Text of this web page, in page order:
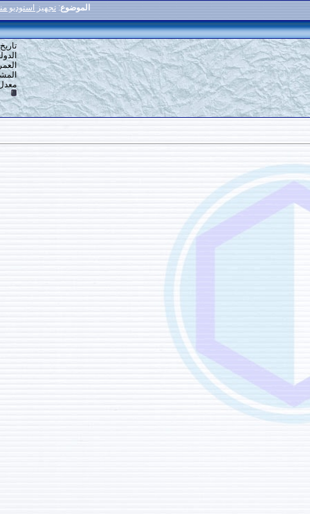
تجهيز استوديو منزلي للتسجيلات الصوتية
#
30
تاريخ التسجيل: 16-12-2013
الدولة: القاهرة
العمر: 59
المشاركات: 6,918
معدل تقييم المستوى: 10